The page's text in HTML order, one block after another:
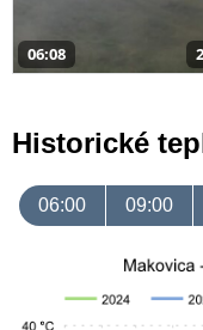
06:08
Historické
06:00 09:00